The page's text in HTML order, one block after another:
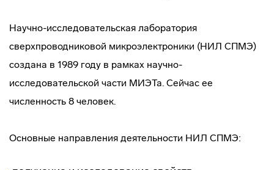
Научно-исследовательская лаборатория
сверхпроводниковой микроэлектроники (НИЛ СПМЭ)
создана в 1989 году в рамках научно-
исследовательской части МИЭТа. Сейчас ее
численность 8 человек.
Основные направления деятельности НИЛ СПМЭ: